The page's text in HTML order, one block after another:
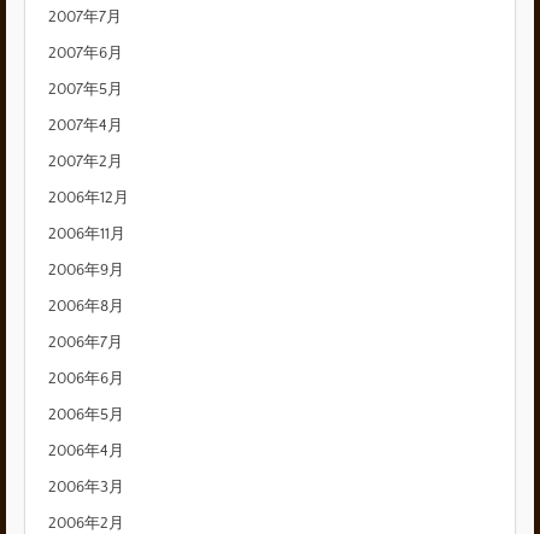
2007年7月
2007年6月
2007年5月
2007年4月
2007年2月
2006年12月
2006年11月
2006年9月
2006年8月
2006年7月
2006年6月
2006年5月
2006年4月
2006年3月
2006年2月